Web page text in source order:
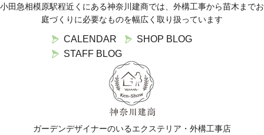
小田急相模原駅程近くにある神奈川建商では、外構工事から苗木までお
庭づくりに必要なものを幅広く取り扱っています
CALENDAR
SHOP BLOG
STAFF BLOG
ガーデンデザイナーのいるエクステリア・外構工事店